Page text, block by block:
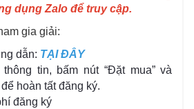
dụng Zalo để truy cập.
gia giải:
dẫn: TẠI ĐÂY
tin, bấm nút “Đặt mua” và
hoàn tất đăng ký.
đăng ký